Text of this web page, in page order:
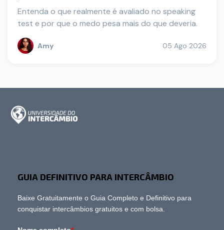
Entenda o que realmente é avaliado no speaking
test e por que o medo pesa mais do que deveria.
Amy 05 Ago 2026
GUIA DEFINITIVO PARA INTERCÂMBIO
Baixe Gratuitamente o Guia Completo e Definitivo para
conquistar intercâmbios gratuitos e com bolsa.